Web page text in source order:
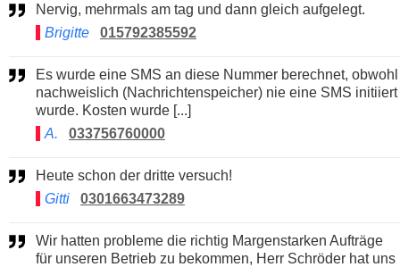
Nervig, mehrmals am tag und dann gleich aufgelegt.
Brigitte
015792385592
Es wurde eine SMS an diese Nummer berechnet, obwohl
nachweislich (Nachrichtenspeicher) nie eine SMS initiiert
wurde. Kosten wurde [...]
A.
033756760000
Heute schon der dritte versuch!
Gitti
0301663473289
Wir hatten probleme die richtig Margenstarken Aufträge
für unseren Betrieb zu bekommen, Herr Schröder hat uns